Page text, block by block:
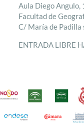
Aula Diego
Facultad de
C/ María de Padilla
ENTRADA LIBRE